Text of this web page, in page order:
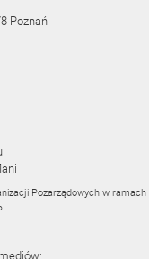
Poznań
Pozarządowych w ramach